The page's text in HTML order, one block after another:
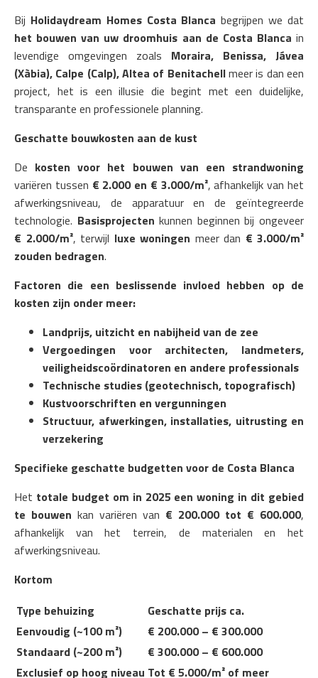
Bij Holidaydream Homes Costa Blancabegrijpen we dat
het bouwen van uw droomhuis aan de Costa Blanca in
levendige omgevingen zoals Moraira, Benissa, Jávea
(Xàbia), Calpe (Calp), Altea of Benitachellmeer is dan een
project, het is een illusie die begint met een duidelijke,
transparante en professionele planning.
Geschatte bouwkosten aan de kust
De kosten voor het bouwen van een strandwoning
variëren tussen € 2.000 en € 3.000/m², afhankelijk van het
afwerkingsniveau, de apparatuur en de geïntegreerde
technologie. Basisprojecten kunnen beginnen bij ongeveer
€ 2.000/m², terwijl luxe woningen meer dan € 3.000/m²
zouden bedragen.
Factoren die een beslissende invloed hebben op de
kosten zijn onder meer:
Landprijs, uitzicht en nabijheid van de zee
Vergoedingen voor architecten, landmeters,
veiligheidscoördinatoren en andere professionals
Technische studies (geotechnisch, topografisch)
Kustvoorschriften en vergunningen
Structuur, afwerkingen, installaties, uitrusting en
verzekering
Specifieke geschatte budgetten voor de Costa Blanca
Het totale budget om in 2025 een woning in dit gebied
te bouwen kan variëren van € 200.000 tot € 600.000,
afhankelijk van het terrein, de materialen en het
afwerkingsniveau.
Kortom
Type behuizing
Geschatte prijs ca.
Eenvoudig (~100 m²)
€ 200.000 – € 300.000
Standaard (~200 m²)
€ 300.000 – € 600.000
Exclusief op hoog niveau Tot € 5.000/m² of meer